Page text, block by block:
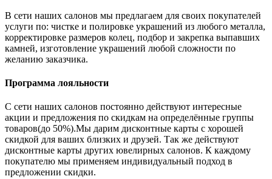
В сети наших салонов мы предлагаем для своих покупателей
услуги по: чистке и полировке украшений из любого металла,
корректировке размеров колец, подбор и закрепка выпавших
камней, изготовление украшений любой сложности по
желанию заказчика.
Программа лояльности
С сети наших салонов постоянно действуют интересные
акции и предложения по скидкам на определённые группы
товаров(до 50%).Мы дарим дисконтные карты с хорошей
скидкой для ваших близких и друзей. Так же действуют
дисконтные карты других ювелирных салонов. К каждому
покупателю мы применяем индивидуальный подход в
предложении скидки.